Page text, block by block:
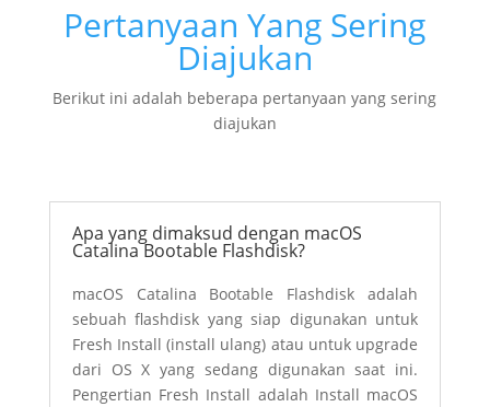
Pertanyaan Yang Sering
Diajukan
Berikut ini adalah beberapa pertanyaan yang sering
diajukan
Apa yang dimaksud dengan macOS
Catalina Bootable Flashdisk?
macOS Catalina Bootable Flashdisk adalah
sebuah flashdisk yang siap digunakan untuk
Fresh Install (install ulang) atau untuk upgrade
dari OS X yang sedang digunakan saat ini.
Pengertian Fresh Install adalah Install macOS